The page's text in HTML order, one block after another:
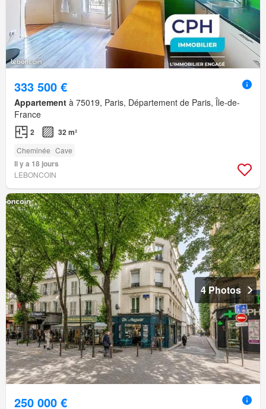
333 500 €
Appartement à 75019, Paris, Département de Paris, Île-de-
France
2 32 m²
Cheminée Cave
Il y a 18 jours
LEBONCOIN
4 Photos
250 000 €